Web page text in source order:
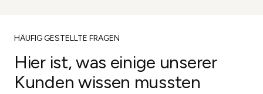
HÄUFIG GESTELLTE FRAGEN
Hier ist, was einige unserer
Kunden wissen mussten